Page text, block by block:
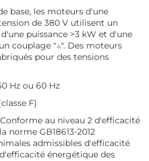
base, les moteurs d'une
de 380 V utilisent un
puissance >3 kW et d'une
couplage "△". Des moteurs
pour des tensions
Hz ou 60 Hz
F)
au niveau 2 d'efficacité
norme GB18613-2012
admissibles d'efficacité
énergétique des